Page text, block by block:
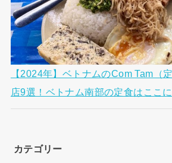
【2024年】ベトナムのCom Tam（
店9選！ベトナム南部の定食はここ
カテゴリー